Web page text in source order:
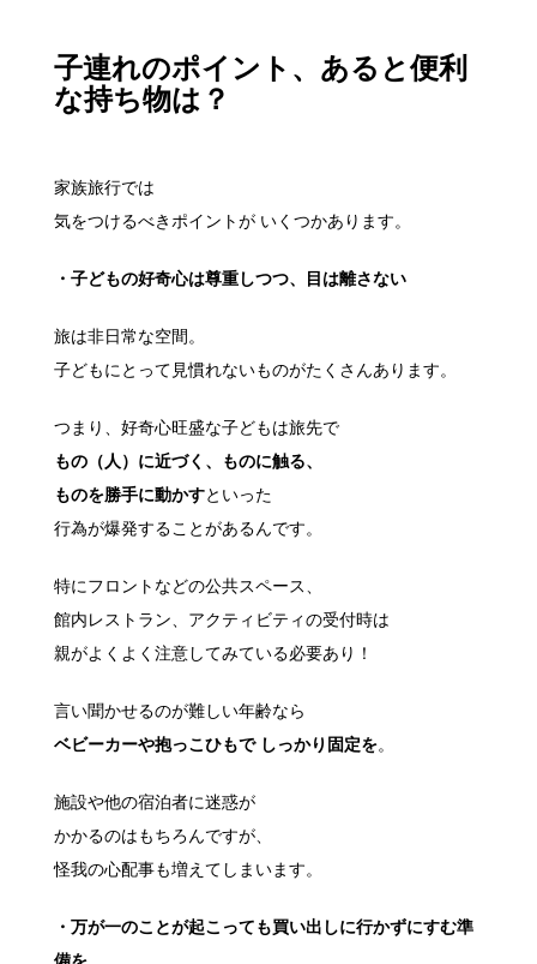
子連れのポイント、あると便利
な持ち物は？
家族旅行では
気をつけるべきポイントが いくつかあります。
・子どもの好奇心は尊重しつつ、目は離さない
旅は非日常な空間。
子どもにとって見慣れないものがたくさんあります。
つまり、好奇心旺盛な子どもは旅先で
もの（人）に近づく、ものに触る、
ものを勝手に動かすといった
行為が爆発することがあるんです。
特にフロントなどの公共スペース、
館内レストラン、アクティビティの受付時は
親がよくよく注意してみている必要あり！
言い聞かせるのが難しい年齢なら
ベビーカーや抱っこひもで しっかり固定を。
施設や他の宿泊者に迷惑が
かかるのはもちろんですが、
怪我の心配事も増えてしまいます。
・万が一のことが起こっても買い出しに行かずにすむ準